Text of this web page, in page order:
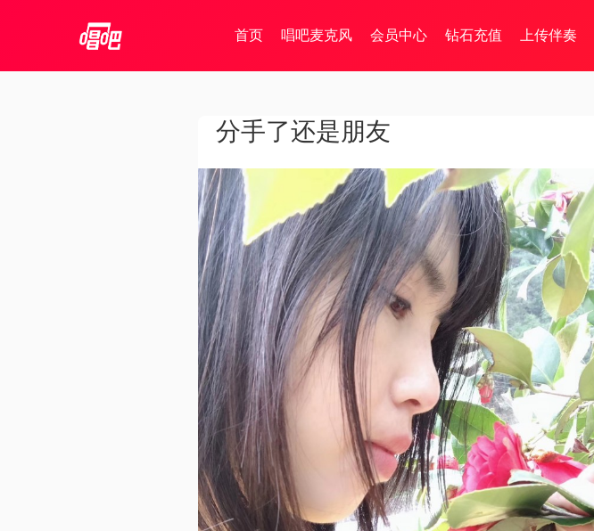
首页 唱吧麦克风 会员中心 钻石充值 上传伴奏
分手了还是朋友